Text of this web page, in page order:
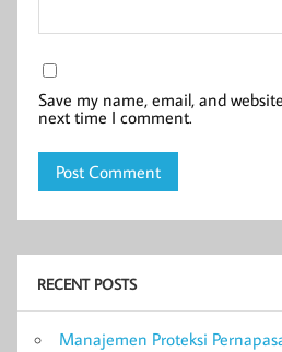
Save my name, email, and
next time I comment.
RECENT POSTS
Manajemen Proteksi